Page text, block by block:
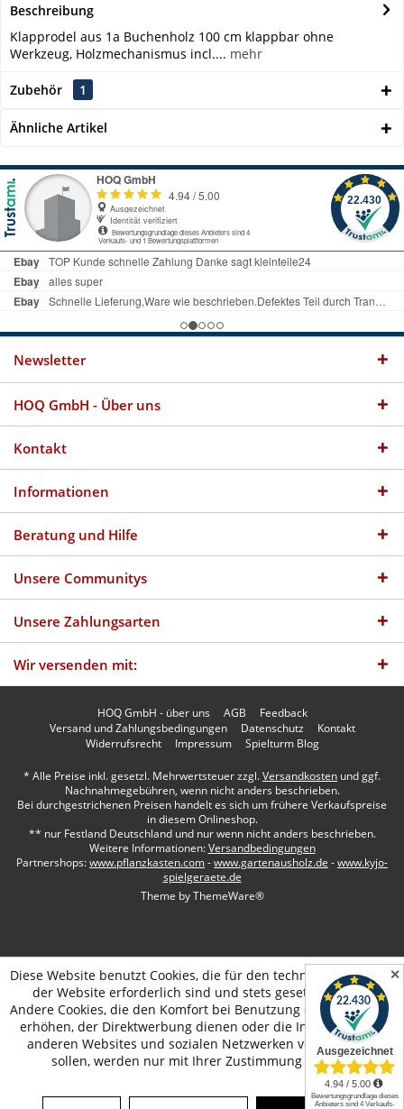
Beschreibung
Klapprodel aus 1a Buchenholz 100 cm klappbar ohne
Werkzeug, Holzmechanismus incl.... mehr
Zubehör 1
Ähnliche Artikel
✕
Newsletter
HOQ GmbH - Über uns
Kontakt
Informationen
Beratung und Hilfe
Unsere Communitys
Unsere Zahlungsarten
Wir versenden mit:
HOQ GmbH - über uns AGB
Feedback
Versand und Zahlungsbedingungen
Datenschutz
Kontakt
Widerrufsrecht
Impressum Spielturm Blog
* Alle Preise inkl. gesetzl. Mehrwertsteuer zzgl.Versandkosten und ggf.
Nachnahmegebühren, wenn nicht anders beschrieben.
Bei durchgestrichenen Preisen handelt es sich um frühere Verkaufspreise
in diesem Onlineshop.
** nur Festland Deutschland und nur wenn nicht anders beschrieben.
Weitere Informationen:Versandbedingungen
Partnershops:www.pflanzkasten.com-www.gartenausholz.de -www.kyjo-
spielgeraete.de
Theme byThemeWare®
Diese Website benutzt Cookies, die für den technischen Betrieb
der Website erforderlich sind und stets gesetzt werden.
Andere Cookies, die den Komfort bei Benutzung dieser Website
erhöhen, der Direktwerbung dienen oder die Interaktion mit
anderen Websites und sozialen Netzwerken vereinfachen
sollen, werden nur mit Ihrer Zustimmung gesetzt.